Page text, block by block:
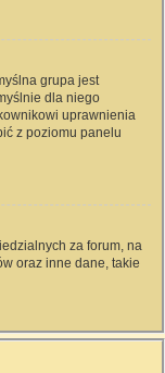
grupa jest
dla niego
uprawnienia
z poziomu panelu
za forum, na
oraz inne dane, takie